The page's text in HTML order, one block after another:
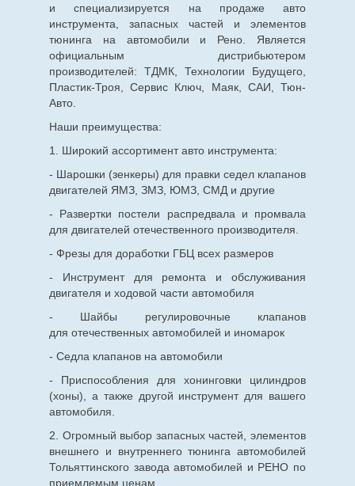
и специализируется на продаже авто
инструмента, запасных частей и элементов
тюнинга на автомобили и Рено. Является
официальным дистрибьютером
производителей: ТДМК, Технологии Будущего,
Пластик-Троя, Сервис Ключ, Маяк, САИ, Тюн-
Авто.
Наши преимущества:
1. Широкий ассортимент авто инструмента:
- Шарошки (зенкеры) для правки седел клапанов
двигателей ЯМЗ, ЗМЗ, ЮМЗ, СМД и другие
- Развертки постели распредвала и промвала
для двигателей отечественного производителя.
- Фрезы для доработки ГБЦ всех размеров
- Инструмент для ремонта и обслуживания
двигателя и ходовой части автомобиля
- Шайбы регулировочные клапанов
для отечественныхавтомобилей и иномарок
- Седла клапанов на автомобили
- Приспособления для хонинговки цилиндров
(хоны), а также другой инструмент для вашего
автомобиля.
2. Огромный выбор запасных частей, элементов
внешнего и внутреннего тюнинга автомобилей
Тольяттинского завода автомобилей и РЕНО по
приемлемым ценам